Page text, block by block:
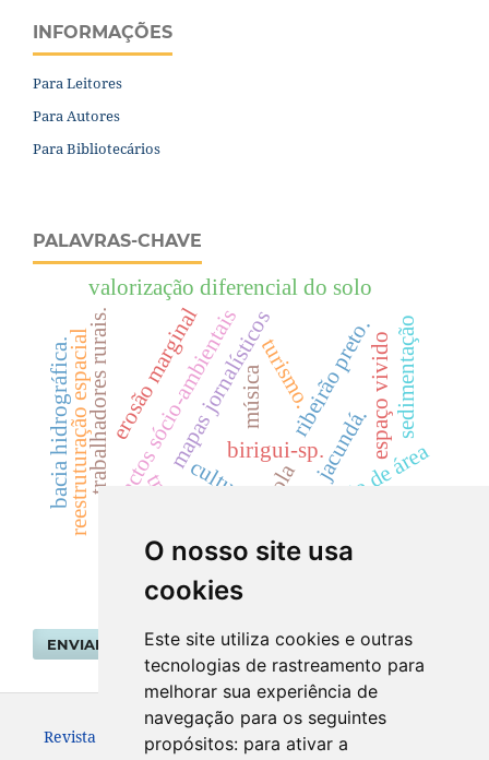
O nosso site usa
cookies
Este site utiliza cookies e outras
tecnologias de rastreamento para
melhorar sua experiência de
navegação para os seguintes
propósitos: para ativar a
INFORMAÇÕES
Para Leitores
Para Autores
Para Bibliotecários
PALAVRAS-CHAVE
mapas jornalísticosbirigui-sp.
impactos sócio-ambientais jacundá.
ribeirão preto.
valorização diferencial do solo
espaço vivido
cultura. variação de área
reestruturação espacial turismo.
erosão marginal
trabalhadores rurais.
trilhas
sedimentação
escola
bacia hidrográfica. música
ENVIAR SUBMISSÃO
Revista Geografar ISSN: 1981-089X